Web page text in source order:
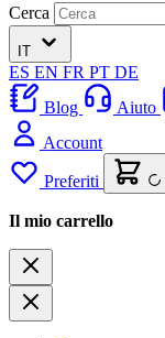
Cerca
IT
ES EN FR PT DE
Blog
Aiuto
Account
Preferiti
Il mio carrello